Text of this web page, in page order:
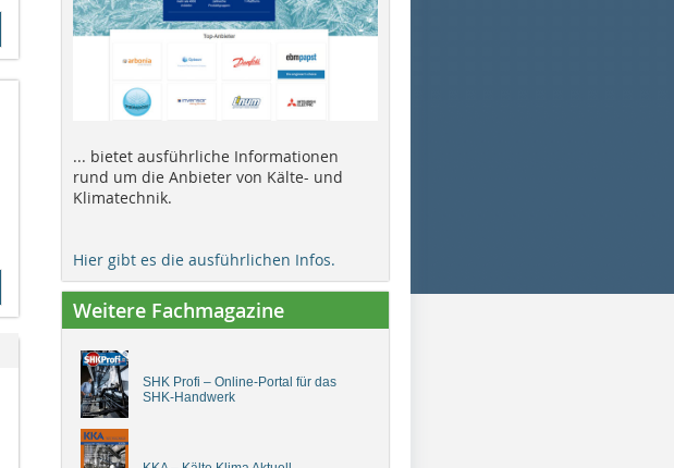
... bietet ausführliche Informationen
rund um die Anbieter von Kälte- und
Klimatechnik.
Hier gibt es die ausführlichen Infos.
Weitere Fachmagazine
SHK Profi – Online-Portal für das
SHK-Handwerk